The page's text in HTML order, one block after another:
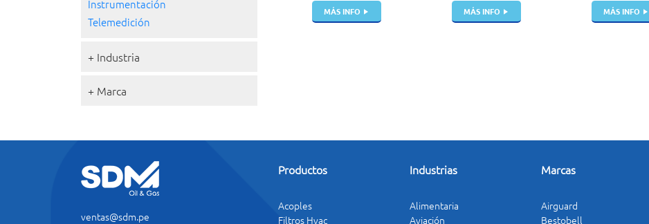
Instrumentación
Telemedición
+ Industria
+ Marca
MÁS INFO MÁS INFO MÁS INFO
ventas@sdm.pe
Productos
Acoples
Filtros Hvac
Industrias
Alimentaria
Aviación
Marcas
Airguard
Bestobell